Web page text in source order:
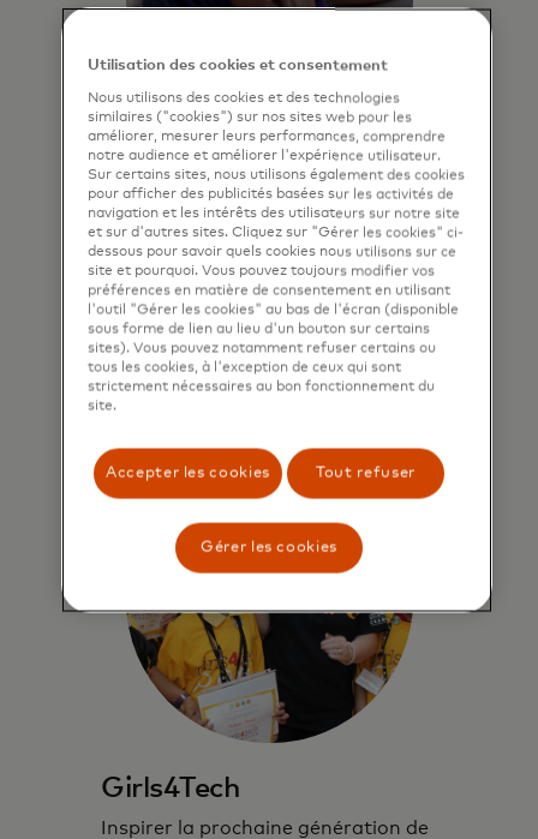
Impact sur la
communauté
Créer un impact positif et durable
dans nos communautés.
En savoir plus
Girls4Tech
Inspirer la prochaine génération de
Utilisation des cookies et consentement
Nous utilisons des cookies et des technologies
similaires ("cookies") sur nos sites web pour les
améliorer, mesurer leurs performances, comprendre
notre audience et améliorer l'expérience utilisateur.
Sur certains sites, nous utilisons également des cookies
pour afficher des publicités basées sur les activités de
navigation et les intérêts des utilisateurs sur notre site
et sur d'autres sites. Cliquez sur "Gérer les cookies" ci-
dessous pour savoir quels cookies nous utilisons sur ce
site et pourquoi. Vous pouvez toujours modifier vos
préférences en matière de consentement en utilisant
l'outil "Gérer les cookies" au bas de l'écran (disponible
sous forme de lien au lieu d'un bouton sur certains
sites). Vous pouvez notamment refuser certains ou
tous les cookies, à l'exception de ceux qui sont
strictement nécessaires au bon fonctionnement du
site.
Accepter les cookies Tout refuser
Gérer les cookies